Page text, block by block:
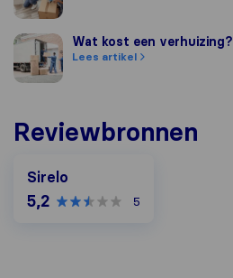
Wat kost een verhuizing?
Wat kost een verhuizing?
Lees artikel
Reviewbronnen
Sirelo
5,2 5